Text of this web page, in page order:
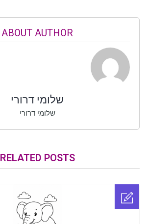
ABOUT AUTHOR
שלומי דרורי
שלומי דרורי
RELATED POSTS